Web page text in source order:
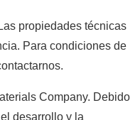
propiedades técnicas
Para condiciones de
Company. Debido
desarrollo y la